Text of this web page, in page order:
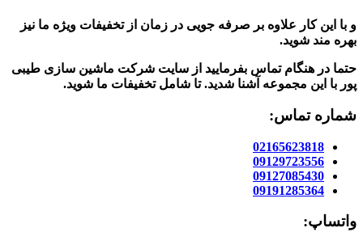
و با این کار علاوه بر صرفه جویی در زمان از تخفیفات ویژه ما نیز
بهره مند شوید.
حتما در هنگام تماس بفرمایید از سایت شرکت ماشین سازی طیبی
پور با این مجموعه آشنا شدید. تا شامل تخفیفات ما شوید.
شماره تماس:
02165623818
09129723556
09127085430
09191285364
واتساپ: